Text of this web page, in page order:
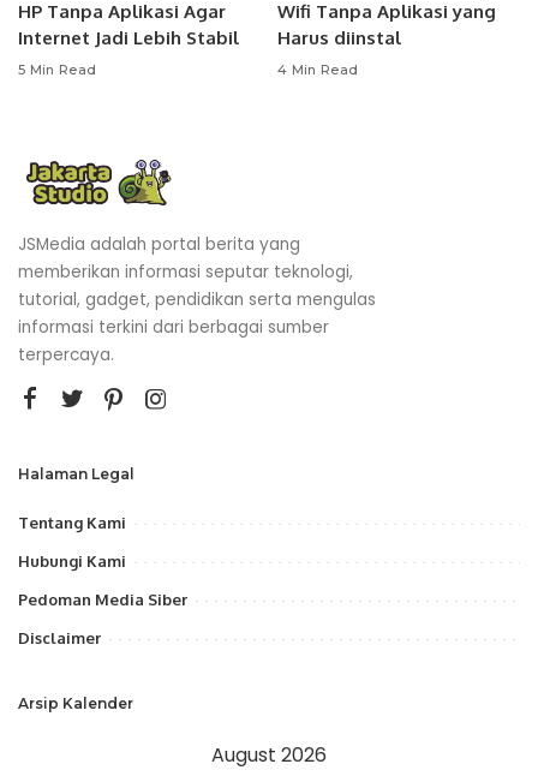
HP Tanpa Aplikasi Agar
Internet Jadi Lebih Stabil
5 Min Read
Wifi Tanpa Aplikasi yang
Harus diinstal
4 Min Read
JSMedia adalah portal berita yang
memberikan informasi seputar teknologi,
tutorial, gadget, pendidikan serta mengulas
informasi terkini dari berbagai sumber
terpercaya.
Halaman Legal
Tentang Kami
Hubungi Kami
Pedoman Media Siber
Disclaimer
Arsip Kalender
August 2026